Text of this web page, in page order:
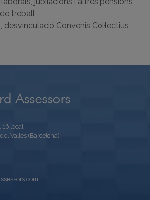
treball
desvinculació Convenis Col·lectius
local
Vallès (Barcelona)